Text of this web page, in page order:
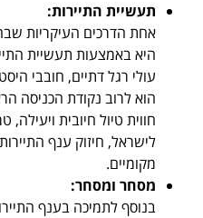
תעשיית התיירות:
היא באמצעות תעשיית
הוא לרוב נקודת הכניסה
לישראל, חיזוק ענף
מקומיים.
מסחר ומסחר: